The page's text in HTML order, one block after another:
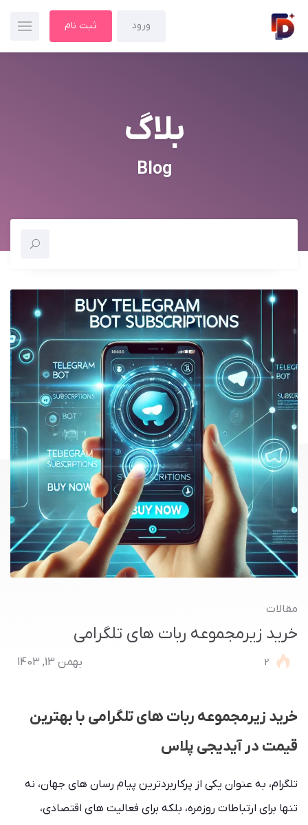
ورود ثبت نام
بلاگ
Blog
مقالات
خرید زیرمجموعه ربات های تلگرامی
2 بهمن 13, 1403
خرید زیرمجموعه ربات های تلگرامی با بهترین
قیمت در آیدیجی پلاس
تلگرام، به عنوان یکی از پرکاربردترین پیام رسان های جهان، نه
تنها برای ارتباطات روزمره، بلکه برای فعالیت های اقتصادی،